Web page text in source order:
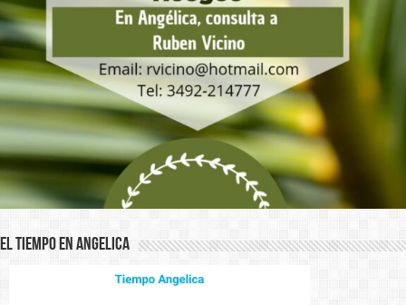
El Tiempo en Angelica